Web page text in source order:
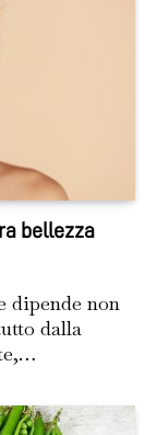
bellezza
dipende non
dalla